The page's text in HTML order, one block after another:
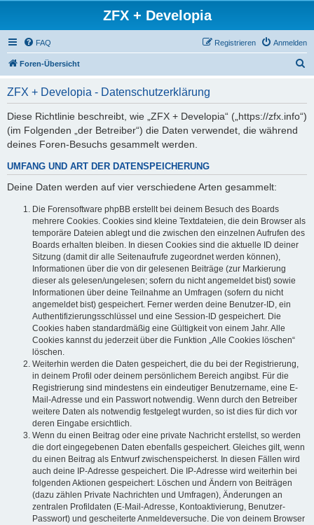
ZFX + Developia
FAQ Anmelden
Registrieren
Foren-Übersicht
ZFX + Developia - Datenschutzerklärung
Diese Richtlinie beschreibt, wie „ZFX + Developia“ („https://zfx.info“)
(im Folgenden „der Betreiber“) die Daten verwendet, die während
deines Foren-Besuchs gesammelt werden.
UMFANG UND ART DER DATENSPEICHERUNG
Deine Daten werden auf vier verschiedene Arten gesammelt:
Die Forensoftware phpBB erstellt bei deinem Besuch des Boards
mehrere Cookies. Cookies sind kleine Textdateien, die dein Browser als
temporäre Dateien ablegt und die zwischen den einzelnen Aufrufen des
Boards erhalten bleiben. In diesen Cookies sind die aktuelle ID deiner
Sitzung (damit dir alle Seitenaufrufe zugeordnet werden können),
Informationen über die von dir gelesenen Beiträge (zur Markierung
dieser als gelesen/ungelesen; sofern du nicht angemeldet bist) sowie
Informationen über deine Teilnahme an Umfragen (sofern du nicht
angemeldet bist) gespeichert. Ferner werden deine Benutzer-ID, ein
Authentifizierungsschlüssel und eine Session-ID gespeichert. Die
Cookies haben standardmäßig eine Gültigkeit von einem Jahr. Alle
Cookies kannst du jederzeit über die Funktion „Alle Cookies löschen“
löschen.
Weiterhin werden die Daten gespeichert, die du bei der Registrierung,
in deinem Profil oder deinem persönlichem Bereich angibst. Für die
Registrierung sind mindestens ein eindeutiger Benutzername, eine E-
Mail-Adresse und ein Passwort notwendig. Wenn durch den Betreiber
weitere Daten als notwendig festgelegt wurden, so ist dies für dich vor
deren Eingabe ersichtlich.
Wenn du einen Beitrag oder eine private Nachricht erstellst, so werden
die dort eingegebenen Daten ebenfalls gespeichert. Gleiches gilt, wenn
du einen Beitrag als Entwurf zwischenspeicherst. In diesen Fällen wird
auch deine IP-Adresse gespeichert. Die IP-Adresse wird weiterhin bei
folgenden Aktionen gespeichert: Löschen und Ändern von Beiträgen
(dazu zählen Private Nachrichten und Umfragen), Änderungen an
zentralen Profildaten (E-Mail-Adresse, Kontoaktivierung, Benutzer-
Passwort) und gescheiterte Anmeldeversuche. Die von deinem Browser